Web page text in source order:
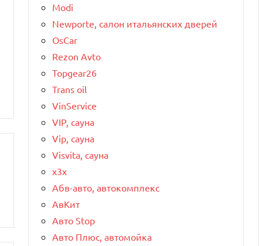
Modi
Newporte, салон итальянских дверей
OsCar
Rezon Avto
Topgear26
Trans oil
VinService
VIP, сауна
Vip, сауна
Visvita, сауна
x3x
Абв-авто, автокомплекс
АвКит
Авто Stop
Авто Плюс, автомойка